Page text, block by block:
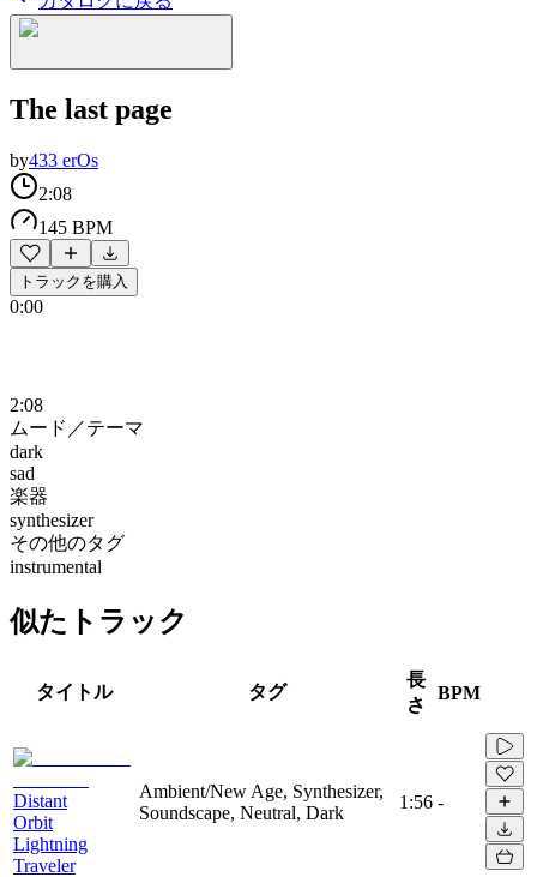
The last page
by433 erOs
2:08
145 BPM
トラックを購入
0:00
2:08
ムード／テーマ
dark
sad
楽器
synthesizer
その他のタグ
instrumental
似たトラック
タイトル タグ
長
さ
BPM
Distant
Orbit
Lightning
Traveler
Ambient/New Age, Synthesizer,
Soundscape, Neutral, Dark
1:56 -